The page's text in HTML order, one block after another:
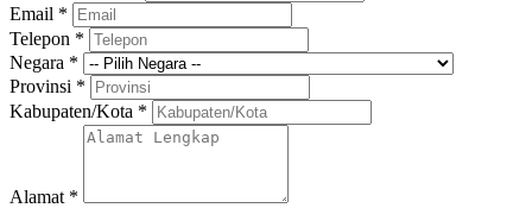
Email *
Telepon *
Negara *
Provinsi *
Kabupaten/Kota *
Alamat *